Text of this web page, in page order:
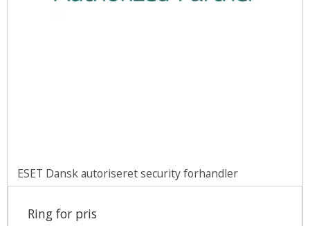
ESET Dansk autoriseret security forhandler
Ring for pris